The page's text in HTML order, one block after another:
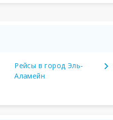
Рейсы в город Эль-
Аламейн